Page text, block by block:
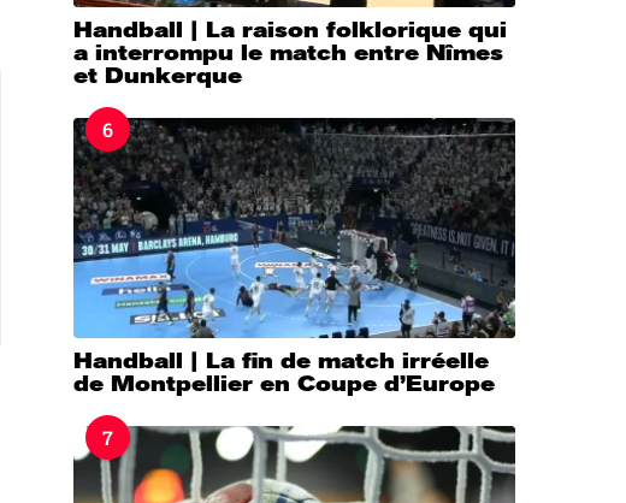
Handball | La raison folklorique qui
a interrompu le match entre Nîmes
et Dunkerque
6
Handball | La fin de match irréelle
de Montpellier en Coupe d’Europe
7